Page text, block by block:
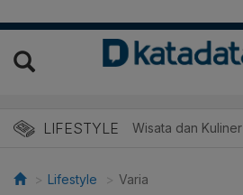
LIFESTYLE Wisata dan Kuliner
Lifestyle Varia